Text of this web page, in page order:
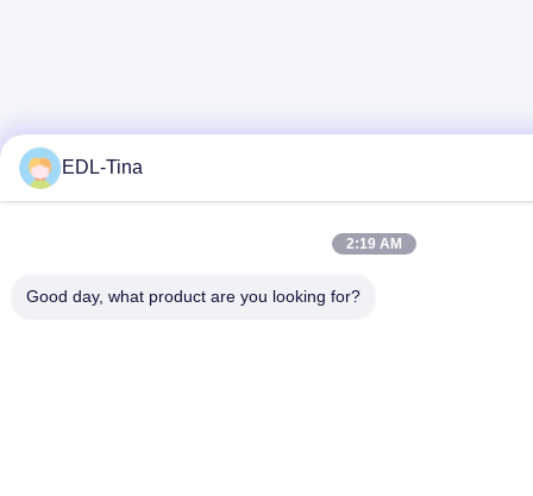
EDL-Tina
2:19 AM
Good day, what product are you looking for?